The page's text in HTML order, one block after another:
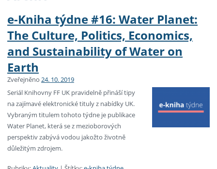
e-Kniha týdne #16: Water Planet:
The Culture, Politics, Economics,
and Sustainability of Water on
Earth
Zveřejněno 24. 10. 2019
Seriál Knihovny FF UK pravidelně přináší tipy
na zajímavé elektronické tituly z nabídky UK.
Vybraným titulem tohoto týdne je publikace
Water Planet, která se z mezioborových
perspektiv zabývá vodou jakožto životně
důležitým zdrojem.